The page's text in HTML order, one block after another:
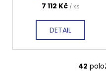
7 112 Kč / ks
DETAIL
42